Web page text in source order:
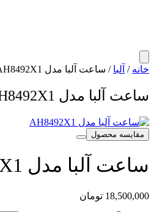
خانه / آلبا / ساعت آلبا مدل AH8492X1
ساعت آلبا مدل AH8492X1
مقایسه محصول
ساعت آلبا مدل AH8492X1
18,500,000 تومان